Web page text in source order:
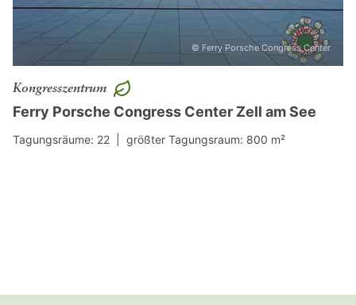
© Ferry Porsche Congress Center
Kongresszentrum
Ferry Porsche Congress Center Zell am See
Tagungsräume: 22 | größter Tagungsraum: 800 m²